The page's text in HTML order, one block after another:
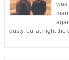
was
man
dusty, but at night